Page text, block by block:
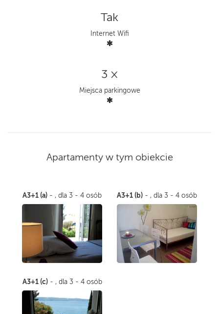
Tak
Internet Wifi
3 ×
Miejsca parkingowe
Apartamenty w tym obiekcie
A3+1 (a) - , dla 3 - 4 osób A3+1 (b) - , dla 3 - 4 osób
A3+1 (c)- , dla 3 - 4 osób